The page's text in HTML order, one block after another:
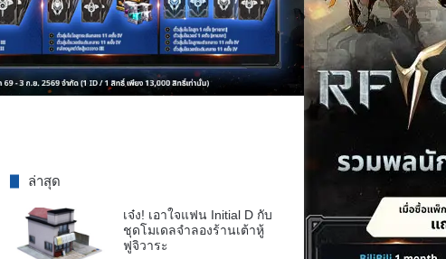
ล่าสุด
เจ๋ง! เอาใจแฟน Initial D กับ
ชุดโมเดลจำลองร้านเต้าหู้
ฟูจิวาระ